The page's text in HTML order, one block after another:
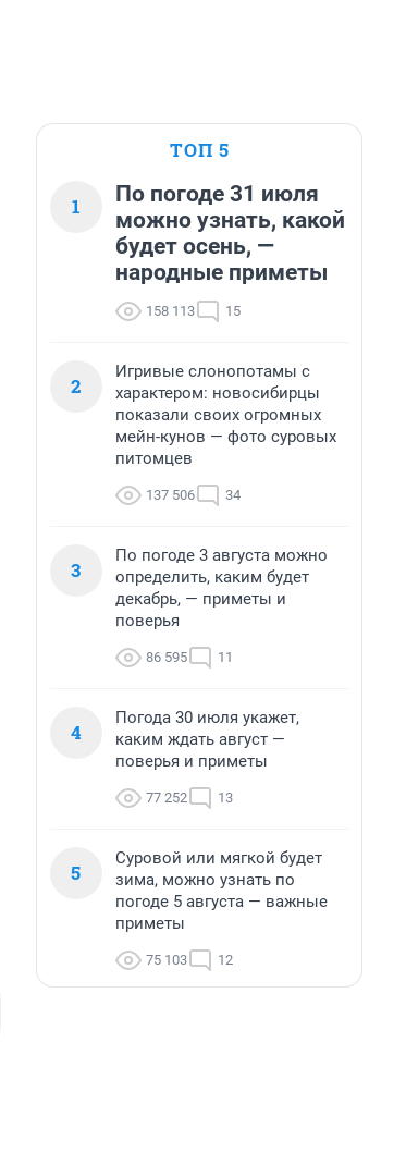
ТОП 5
1
По погоде 31 июля
можно узнать, какой
будет осень, —
народные приметы
158 113 15
2
Игривые слонопотамы с
характером: новосибирцы
показали своих огромных
мейн-кунов — фото суровых
питомцев
137 506 34
3
По погоде 3 августа можно
определить, каким будет
декабрь, — приметы и
поверья
86 595 11
4
Погода 30 июля укажет,
каким ждать август —
поверья и приметы
77 252 13
5
Суровой или мягкой будет
зима, можно узнать по
погоде 5 августа — важные
приметы
75 103 12